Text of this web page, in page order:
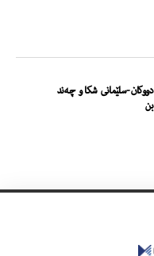
سلێمانی شكا و چەند